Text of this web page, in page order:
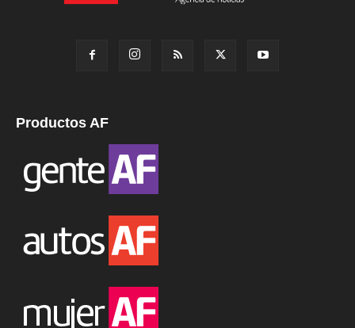
Productos AF